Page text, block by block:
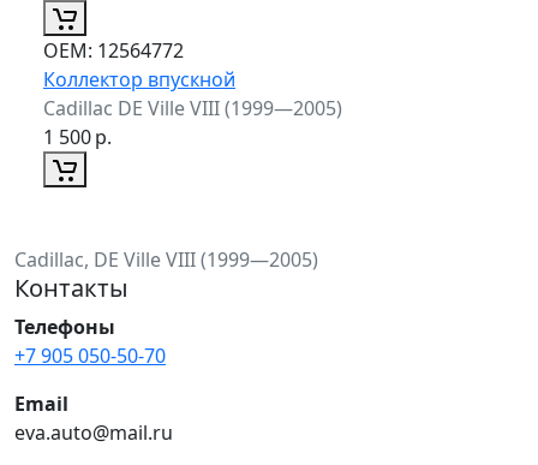
ОЕМ: 12564772
Коллектор впускной
Cadillac DE Ville VIII (1999—2005)
1 500р.
Cadillac, DE Ville VIII (1999—2005)
Контакты
Телефоны
+7 905 050-50-70
Email
eva.auto@mail.ru